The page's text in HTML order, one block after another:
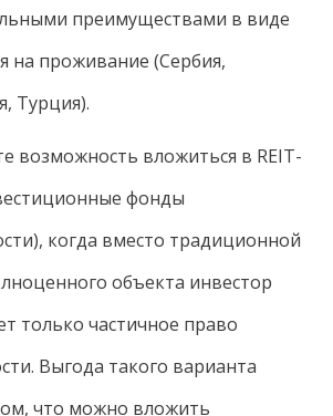
преимуществами в виде
на проживание (Сербия,
Турция).
возможность вложиться в REIT-
фонды
когда вместо традиционной
объекта инвестор
только частичное право
Выгода такого варианта
что можно вложить